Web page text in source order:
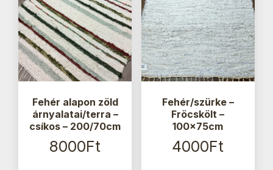
Fehér alapon zöld
árnyalatai/terra –
csíkos – 200/70cm
8000Ft
Fehér/szürke –
Fröcskölt –
100x75cm
4000Ft